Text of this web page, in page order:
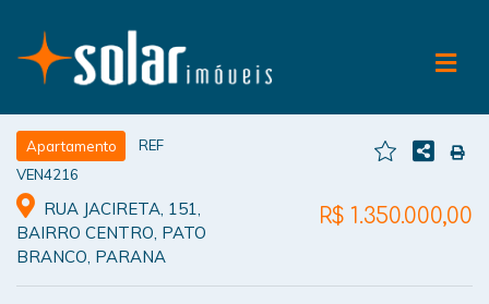
Apartamento
REF
VEN4216
RUA JACIRETA, 151,
BAIRRO CENTRO, PATO
BRANCO, PARANA
R$ 1.350.000,00